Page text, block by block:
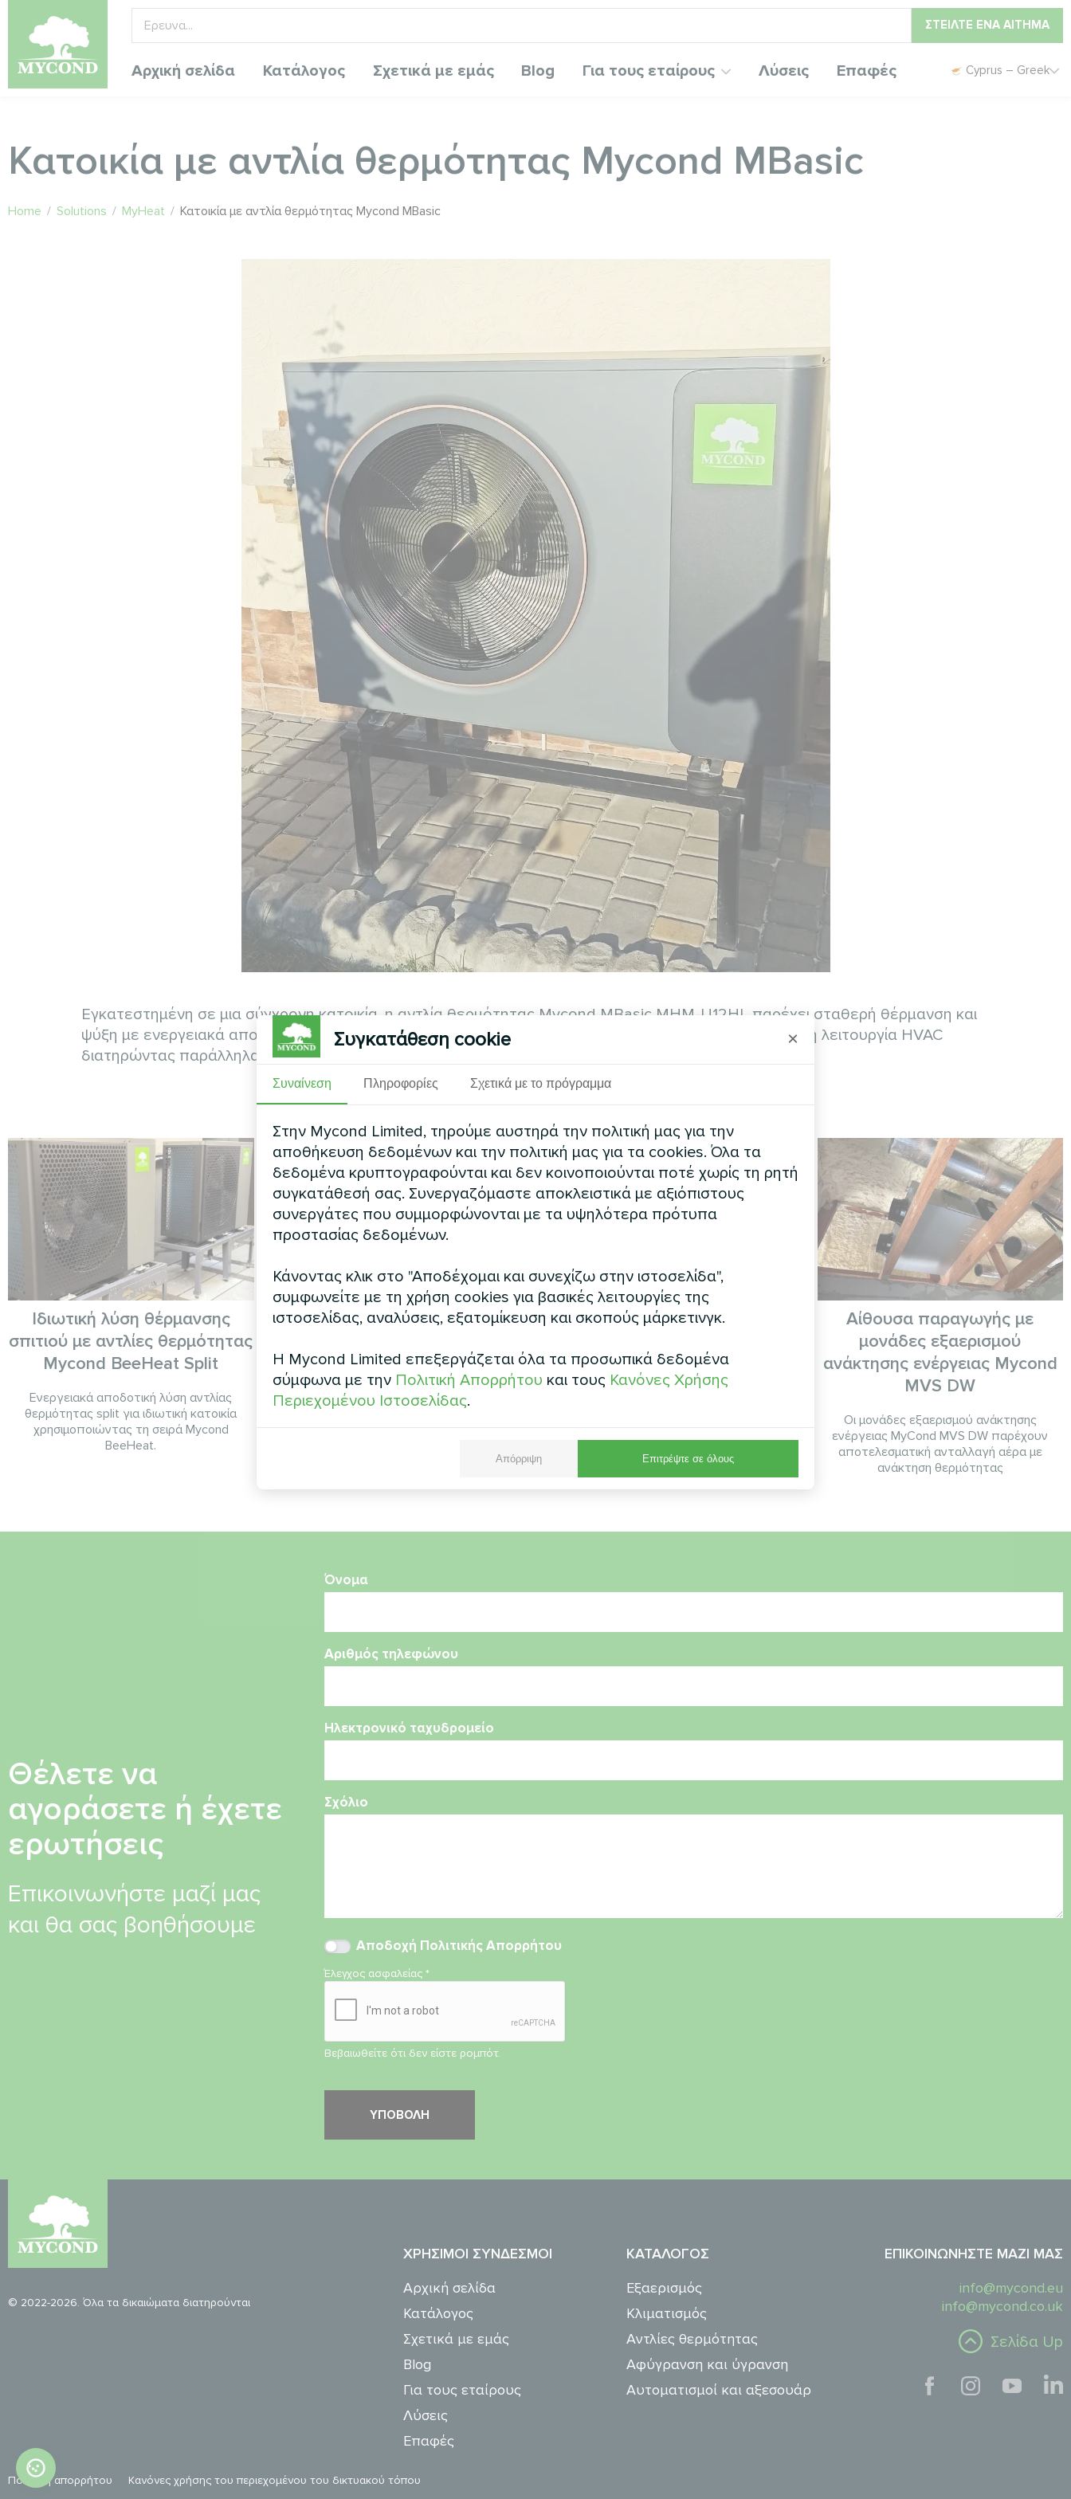
ΣΤΕΊΛΤΕ ΈΝΑ ΑΊΤΗΜΑ
Αρχική σελίδα Κατάλογος Σχετικά με εμάς Blog Για τους εταίρους Λύσεις Επαφές Cyprus – Greek
Κατοικία με αντλία θερμότητας Mycond MBasic
Home / Solutions / MyHeat / Κατοικία με αντλία θερμότητας Mycond MBasic
Εγκατεστημένη σε μια σύγχρονη κατοικία, η αντλία θερμότητας Mycond MBasic MHM-U12HL παρέχει σταθερή θέρμανση και
ψύξη με ενεργειακά αποδοτική απόδοση. Σχεδιασμένη για άνεση όλο το χρόνο, εξασφαλίζει αξιόπιστη λειτουργία HVAC
διατηρώντας παράλληλα χαμηλή κατανάλωση ενέργειας.
Βλέπε επίσης
Ιδιωτική λύση θέρμανσης
σπιτιού με αντλίες θερμότητας
Mycond BeeHeat Split
Ενεργειακά αποδοτική λύση αντλίας
θερμότητας split για ιδιωτική κατοικία
χρησιμοποιώντας τη σειρά Mycond
BeeHeat.
Εμπορική εγκατάσταση
Σπονδυλωτή αντλία θερμότητας σειράς
MCU
Ιδιωτική κατοικία
Οικιακός αφυγραντήρας αέρα σειράς Yugo
Smart
Αίθουσα παραγωγής με
μονάδες εξαερισμού
ανάκτησης ενέργειας Mycond
MVS DW
Οι μονάδες εξαερισμού ανάκτησης
ενέργειας MyCond MVS DW παρέχουν
αποτελεσματική ανταλλαγή αέρα με
ανάκτηση θερμότητας
Θέλετε να
αγοράσετε ή έχετε
ερωτήσεις
Επικοινωνήστε μαζί μας
και θα σας βοηθήσουμε
Όνομα
Αριθμός τηλεφώνου
Ηλεκτρονικό ταχυδρομείο
Σχόλιο
Αποδοχή Πολιτικής Απορρήτου
Έλεγχος ασφαλείας*
Βεβαιωθείτε ότι δεν είστε ρομπότ.
© 2022-2026. Όλα τα δικαιώματα διατηρούνται
ΧΡΉΣΙΜΟΙ ΣΎΝΔΕΣΜΟΙ
Αρχική σελίδα
Κατάλογος
Σχετικά με εμάς
Blog
Για τους εταίρους
Λύσεις
Επαφές
ΚΑΤΆΛΟΓΟΣ
Εξαερισμός
Κλιματισμός
Αντλίες θερμότητας
Αφύγρανση και ύγρανση
Αυτοματισμοί και αξεσουάρ
ΕΠΙΚΟΙΝΩΝΉΣΤΕ ΜΑΖΊ ΜΑΣ
info@mycond.eu
info@mycond.co.uk
Σελίδα Up
Πολιτική απορρήτου Κανόνες χρήσης του περιεχομένου του δικτυακού τόπου
Συγκατάθεση cookie ×
Συναίνεση Πληροφορίες Σχετικά με το πρόγραμμα
Στην Mycond Limited, τηρούμε αυστηρά την πολιτική μας για την
αποθήκευση δεδομένων και την πολιτική μας για τα cookies. Όλα τα
δεδομένα κρυπτογραφούνται και δεν κοινοποιούνται ποτέ χωρίς τη ρητή
συγκατάθεσή σας. Συνεργαζόμαστε αποκλειστικά με αξιόπιστους
συνεργάτες που συμμορφώνονται με τα υψηλότερα πρότυπα
προστασίας δεδομένων.
Κάνοντας κλικ στο "Αποδέχομαι και συνεχίζω στην ιστοσελίδα",
συμφωνείτε με τη χρήση cookies για βασικές λειτουργίες της
ιστοσελίδας, αναλύσεις, εξατομίκευση και σκοπούς μάρκετινγκ.
Η Mycond Limited επεξεργάζεται όλα τα προσωπικά δεδομένα
σύμφωνα με την Πολιτική Απορρήτου και τους Κανόνες Χρήσης
Περιεχομένου Ιστοσελίδας.
Απόρριψη Επιτρέψτε σε όλους